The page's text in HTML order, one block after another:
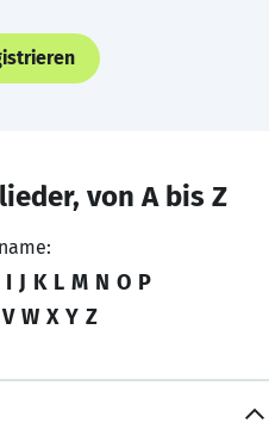
von A bis Z
I J K L M N O P
V W X Y Z